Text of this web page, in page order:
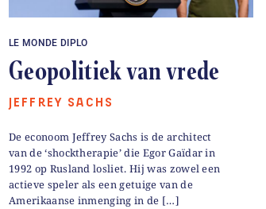
LE MONDE DIPLO
Geopolitiek van vrede
JEFFREY SACHS
De econoom Jeffrey Sachs is de architect
van de ‘shocktherapie’ die Egor Gaïdar in
1992 op Rusland losliet. Hij was zowel een
actieve speler als een getuige van de
Amerikaanse inmenging in de […]